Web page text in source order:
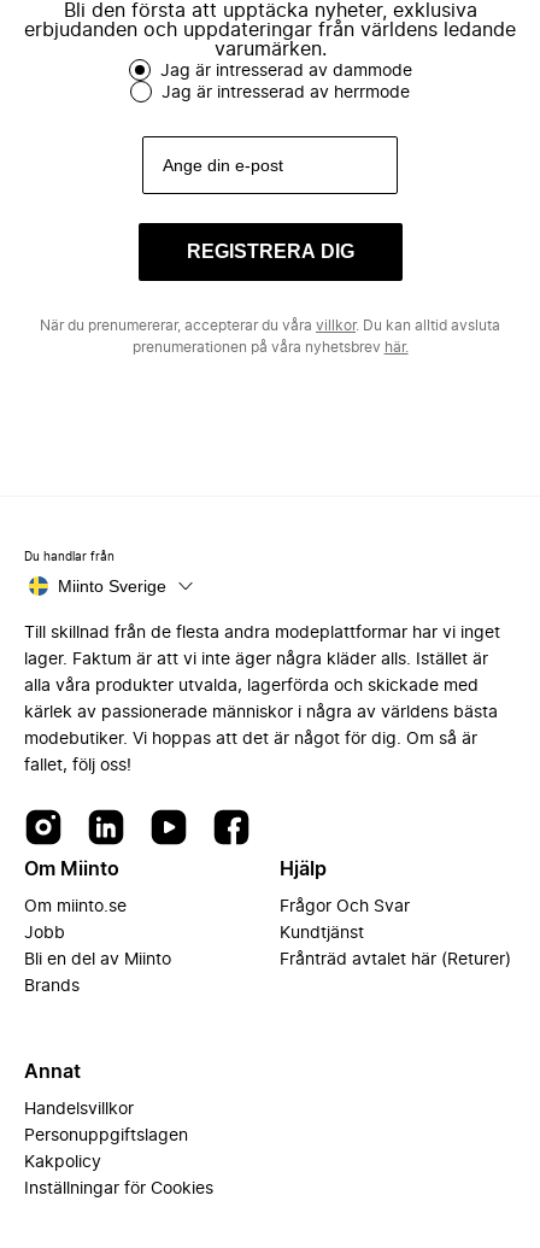
Bli den första att upptäcka nyheter, exklusiva
erbjudanden och uppdateringar från världens ledande
varumärken.
Jag är intresserad av dammode
Jag är intresserad av herrmode
REGISTRERA DIG
När du prenumererar, accepterar du våra villkor. Du kan alltid avsluta
prenumerationen på våra nyhetsbrev här.
Du handlar från
Miinto Sverige
Till skillnad från de flesta andra modeplattformar har vi inget
lager. Faktum är att vi inte äger några kläder alls. Istället är
alla våra produkter utvalda, lagerförda och skickade med
kärlek av passionerade människor i några av världens bästa
modebutiker. Vi hoppas att det är något för dig. Om så är
fallet, följ oss!
Om Miinto
Om miinto.se
Jobb
Bli en del av Miinto
Brands
Hjälp
Frågor Och Svar
Kundtjänst
Frånträd avtalet här (Returer)
Annat
Handelsvillkor
Personuppgiftslagen
Kakpolicy
Inställningar för Cookies